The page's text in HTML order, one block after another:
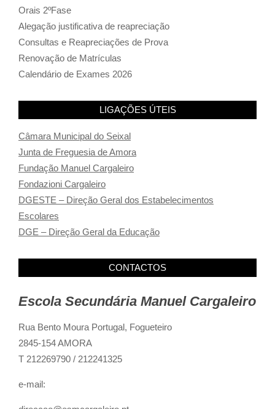
Orais 2ºFase
Alegação justificativa de reapreciação
Consultas e Reapreciações de Prova
Renovação de Matrículas
Calendário de Exames 2026
LIGAÇÕES ÚTEIS
Câmara Municipal do Seixal
Junta de Freguesia de Amora
Fundação Manuel Cargaleiro
Fondazioni Cargaleiro
DGESTE – Direção Geral dos Estabelecimentos
Escolares
DGE – Direção Geral da Educação
CONTACTOS
Escola Secundária Manuel Cargaleiro
Rua Bento Moura Portugal, Fogueteiro
2845-154 AMORA
T 212269790 / 212241325
e-mail: